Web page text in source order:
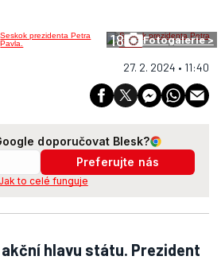
18 Fotogalerie >
27. 2. 2024 • 11:40
doporučovat Blesk?
Preferujte nás
to celé funguje
hlavu státu. Prezident